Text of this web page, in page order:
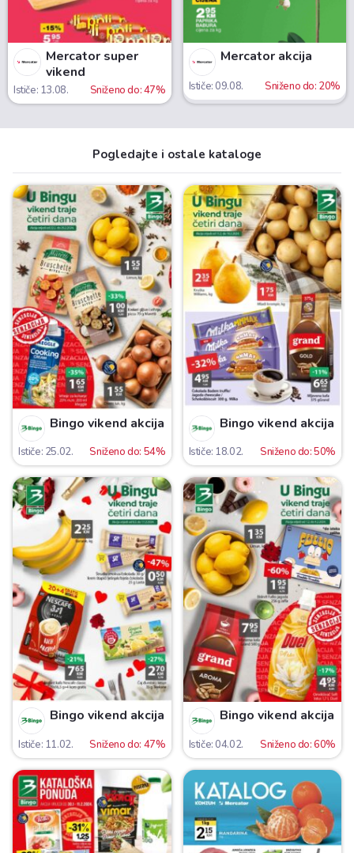
Mercator super
vikend
Ističe: 13.08. Sniženo do: 47%
Mercator akcija
Ističe: 09.08. Sniženo do: 20%
Pogledajte i ostale kataloge
Bingo vikend akcija
Ističe: 25.02. Sniženo do: 54%
Bingo vikend akcija
Ističe: 18.02. Sniženo do: 50%
Bingo vikend akcija
Ističe: 11.02. Sniženo do: 47%
Bingo vikend akcija
Ističe: 04.02. Sniženo do: 60%